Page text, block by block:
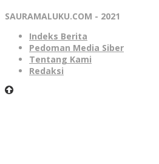
SAURAMALUKU.COM - 2021
Indeks Berita
Pedoman Media Siber
Tentang Kami
Redaksi